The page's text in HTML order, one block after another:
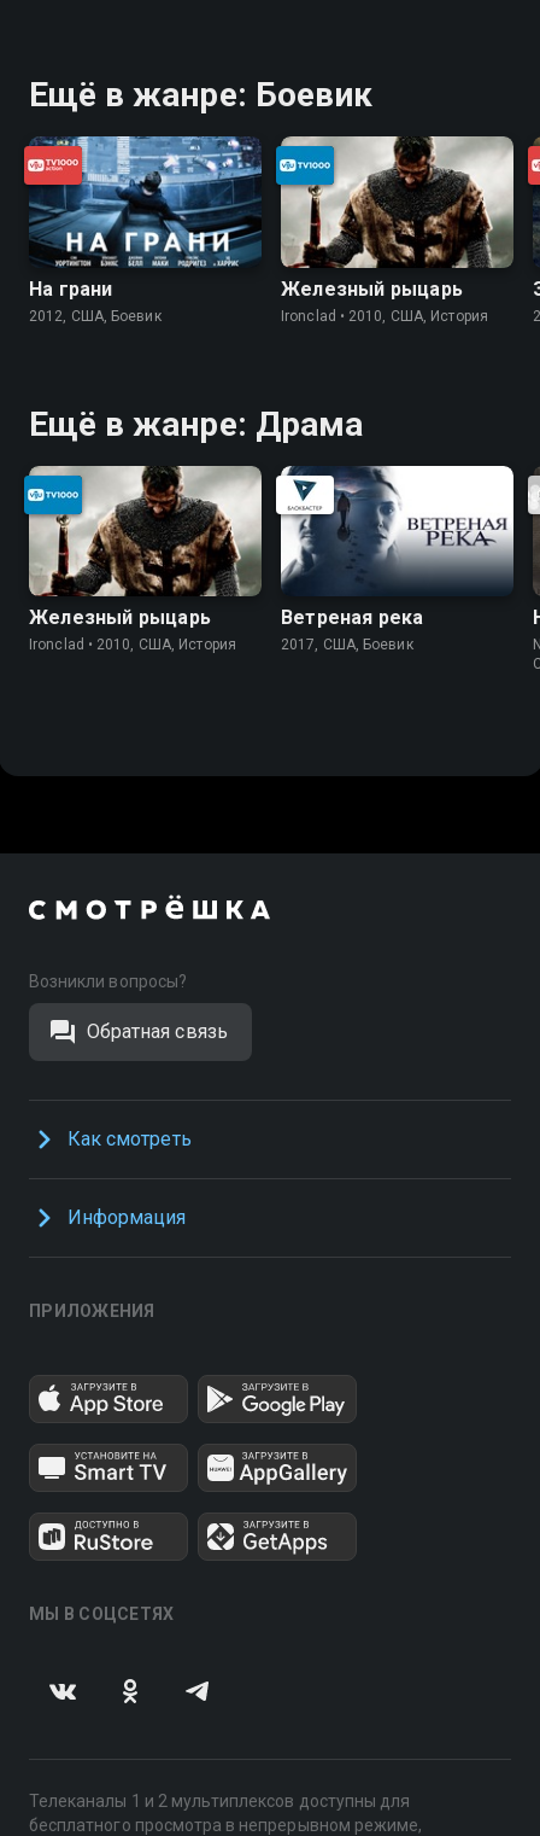
Ещё в жанре: Боевик
На грани
2012, США, Боевик
Железный рыцарь
Ironclad • 2010, США, История
Ещё в жанре: Драма
Железный рыцарь
Ironclad • 2010, США, История
Ветреная река
2017, США, Боевик
Возникли вопросы?
Обратная связь
Как смотреть
Информация
ПРИЛОЖЕНИЯ
МЫ В СОЦСЕТЯХ
Телеканалы 1 и 2 мультиплексов доступны для
бесплатного просмотра в непрерывном режиме,